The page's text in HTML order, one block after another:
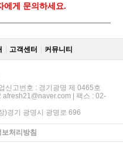
에게 문의하세요.
고객센터 커뮤니티
신고번호 : 경기광명 제 0465호
| 팩스 : 02-
)경기 광명시 광명로 696
보처리방침